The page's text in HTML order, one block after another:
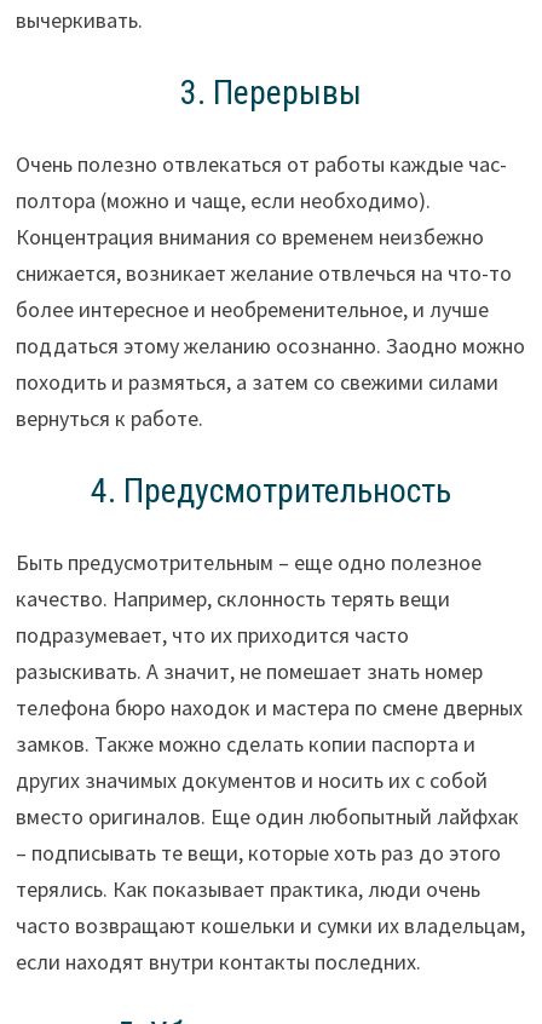
вычеркивать.
3. Перерывы
Очень полезно отвлекаться от работы каждые час-
полтора (можно и чаще, если необходимо).
Концентрация внимания со временем неизбежно
снижается, возникает желание отвлечься на что-то
более интересное и необременительное, и лучше
поддаться этому желанию осознанно. Заодно можно
походить и размяться, а затем со свежими силами
вернуться к работе.
4. Предусмотрительность
Быть предусмотрительным – еще одно полезное
качество. Например, склонность терять вещи
подразумевает, что их приходится часто
разыскивать. А значит, не помешает знать номер
телефона бюро находок и мастера по смене дверных
замков. Также можно сделать копии паспорта и
других значимых документов и носить их с собой
вместо оригиналов. Еще один любопытный лайфхак
– подписывать те вещи, которые хоть раз до этого
терялись. Как показывает практика, люди очень
часто возвращают кошельки и сумки их владельцам,
если находят внутри контакты последних.